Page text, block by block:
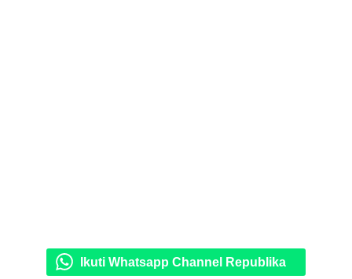
Ikuti Whatsapp Channel Republika